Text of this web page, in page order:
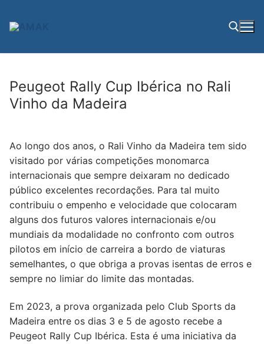
para
Peugeot Rally Cup Ibérica no Rali
Vinho da Madeira
Ao longo dos anos, o Rali Vinho da Madeira tem sido
visitado por várias competições monomarca
internacionais que sempre deixaram no dedicado
público excelentes recordações. Para tal muito
contribuiu o empenho e velocidade que colocaram
alguns dos futuros valores internacionais e/ou
mundiais da modalidade no confronto com outros
pilotos em início de carreira a bordo de viaturas
semelhantes, o que obriga a provas isentas de erros e
sempre no limiar do limite das montadas.
Em 2023, a prova organizada pelo Club Sports da
Madeira entre os dias 3 e 5 de agosto recebe a
Peugeot Rally Cup Ibérica. Esta é uma iniciativa da